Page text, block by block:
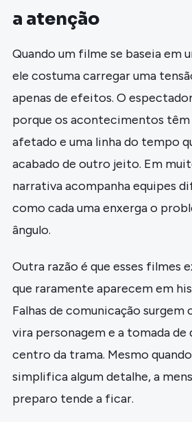
a atenção
Quando um filme se baseia em
ele costuma carregar uma
apenas de efeitos. O
porque os acontecimentos
afetado e uma linha do tempo
acabado de outro jeito. Em
narrativa acompanha equipes
como cada uma enxerga o
ângulo.
Outra razão é que esses filmes
que raramente aparecem em
Falhas de comunicação surgem
vira personagem e a tomada de
centro da trama. Mesmo
simplifica algum detalhe, a
preparo tende a ficar.